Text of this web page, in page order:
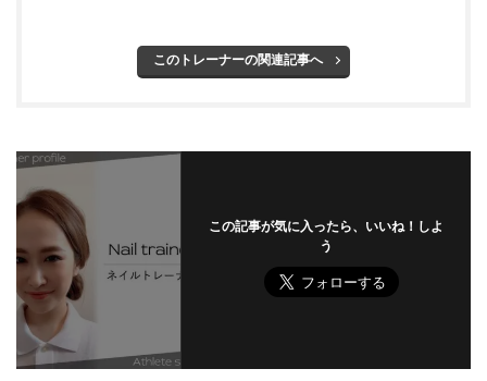
このトレーナーの関連記事へ
この記事が気に入ったら、いいね！しよ
う